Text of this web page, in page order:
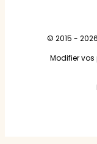
© 2015 - 2026
Modifier vos